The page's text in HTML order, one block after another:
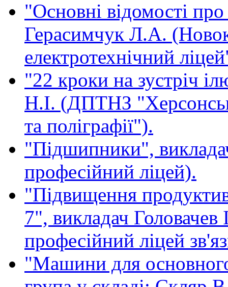
"Основні відомості
Герасимчук Л.А.
електротехнічний
"22 кроки на зустріч
Н.І. (ДПТНЗ
та поліграфії").
"Підшипники",
професійний ліцей).
"Підвищення
7", викладач
професійний ліцей
"Машини для